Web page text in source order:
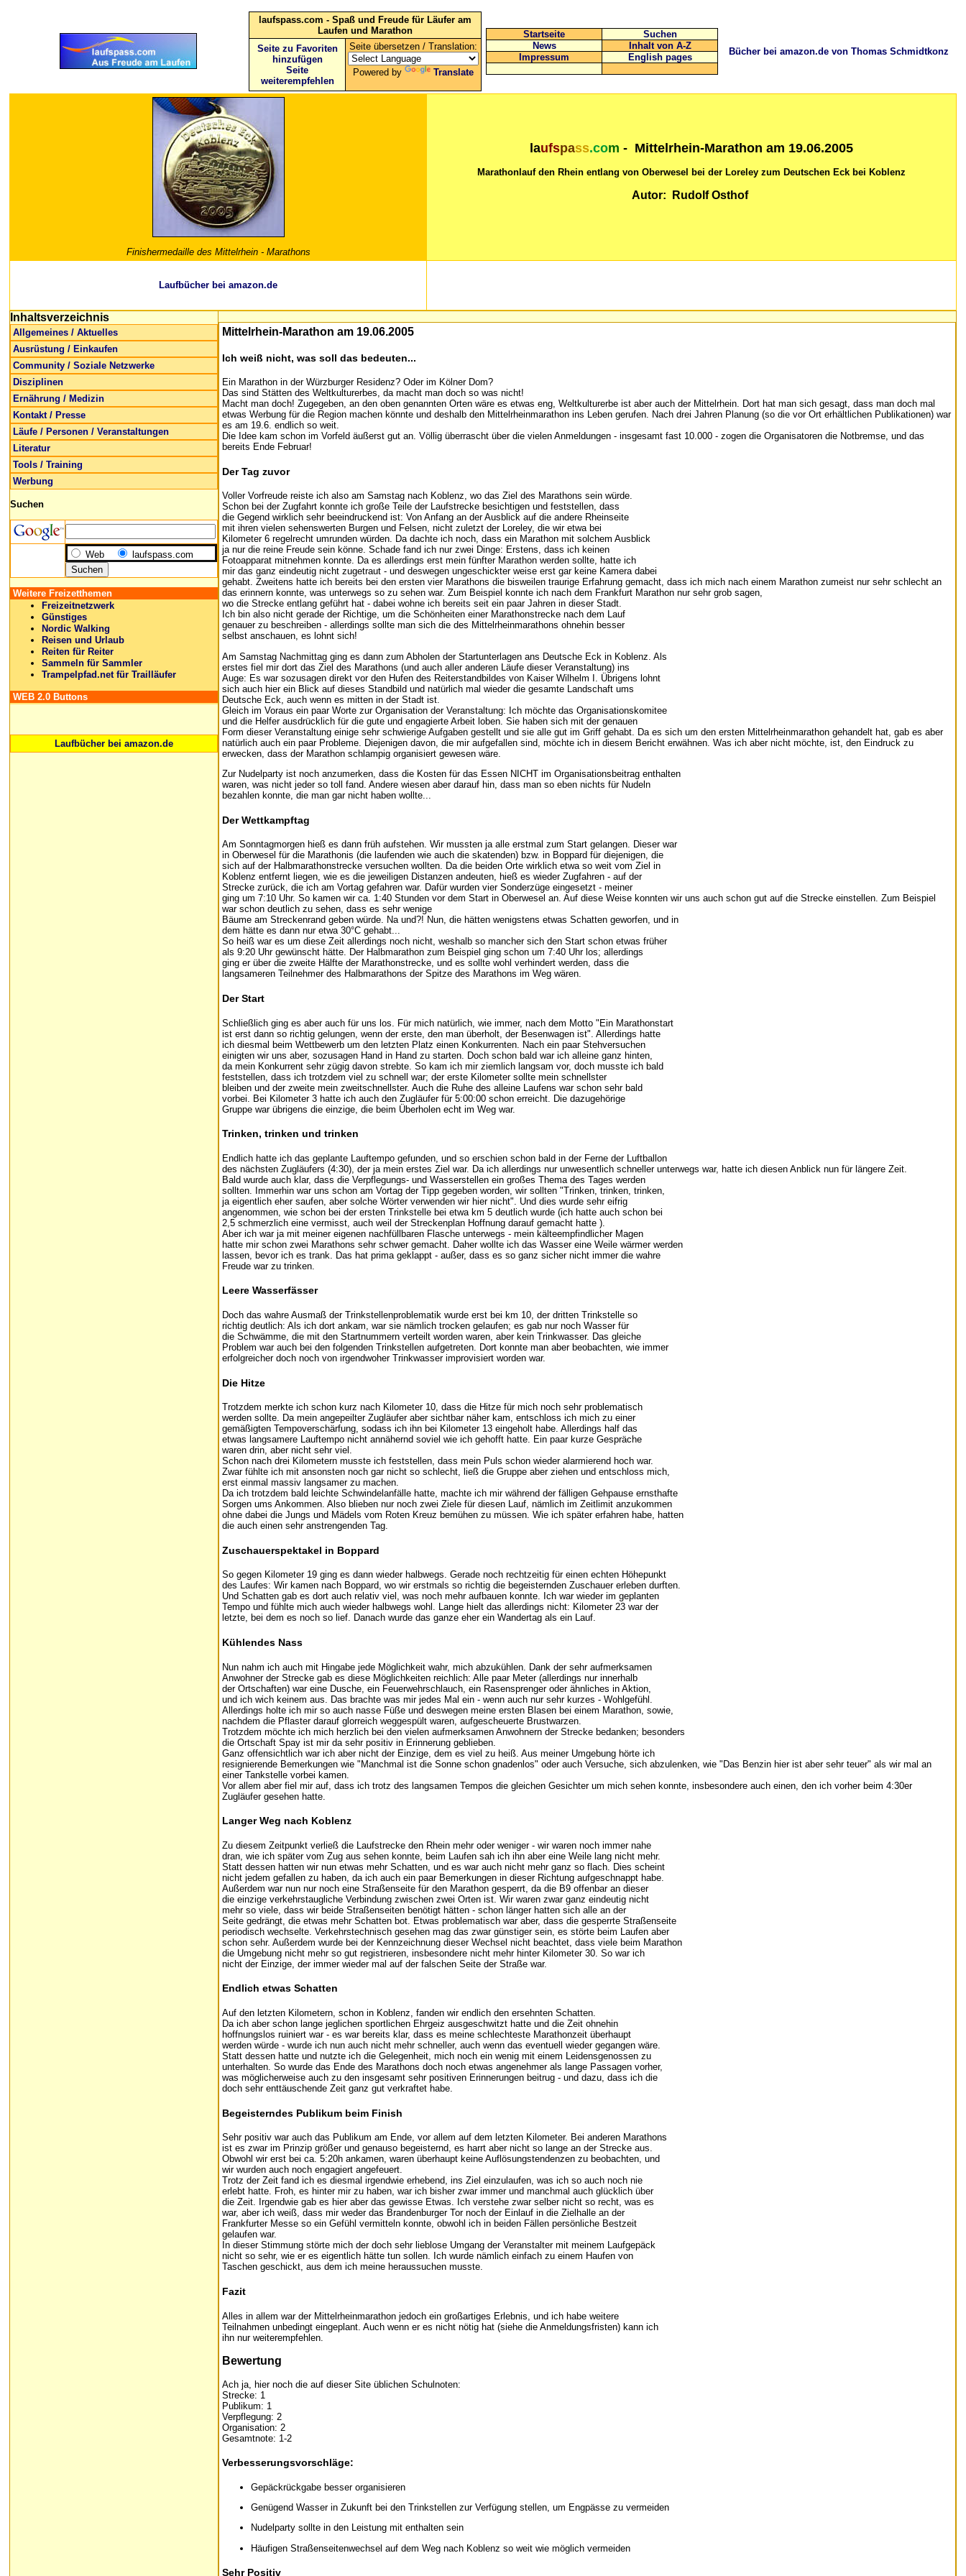
laufspass.com - Spaß und Freude für Läufer am
Laufen und Marathon
Seite zu Favoriten
hinzufügen
Seite
weiterempfehlen
Seite übersetzen / Translation:
Powered by Translate
Startseite
Suchen
News
Inhalt von A-Z
Impressum
English pages
Bücher bei amazon.de von Thomas Schmidtkonz
Finishermedaille des Mittelrhein - Marathons
laufspass.com - Mittelrhein-Marathon am 19.06.2005
Marathonlauf den Rhein entlang von Oberwesel bei der Loreley zum Deutschen Eck bei Koblenz
Autor: Rudolf Osthof
Laufbücher bei amazon.de
Inhaltsverzeichnis
Allgemeines / Aktuelles
Ausrüstung / Einkaufen
Community / Soziale Netzwerke
Disziplinen
Ernährung / Medizin
Kontakt / Presse
Läufe / Personen / Veranstaltungen
Literatur
Tools / Training
Werbung
Suchen
Web laufspass.com
Weitere Freizetthemen
Freizeitnetzwerk
Günstiges
Nordic Walking
Reisen und Urlaub
Reiten für Reiter
Sammeln für Sammler
Trampelpfad.net für Trailläufer
WEB 2.0 Buttons
Laufbücher bei amazon.de
Mittelrhein-Marathon am 19.06.2005
Ich weiß nicht, was soll das bedeuten...
Ein Marathon in der Würzburger Residenz? Oder im Kölner Dom?
Das sind Stätten des Weltkulturerbes, da macht man doch so was nicht!
Macht man doch! Zugegeben, an den oben genannten Orten wäre es etwas eng, Weltkulturerbe ist aber auch der Mittelrhein. Dort hat man sich gesagt, dass man doch mal
etwas Werbung für die Region machen könnte und deshalb den Mittelrheinmarathon ins Leben gerufen. Nach drei Jahren Planung (so die vor Ort erhältlichen Publikationen) war
es am 19.6. endlich so weit.
Die Idee kam schon im Vorfeld äußerst gut an. Völlig überrascht über die vielen Anmeldungen - insgesamt fast 10.000 - zogen die Organisatoren die Notbremse, und das
bereits Ende Februar!
Der Tag zuvor
Voller Vorfreude reiste ich also am Samstag nach Koblenz, wo das Ziel des Marathons sein würde.
Schon bei der Zugfahrt konnte ich große Teile der Laufstrecke besichtigen und feststellen, dass
die Gegend wirklich sehr beeindruckend ist: Von Anfang an der Ausblick auf die andere Rheinseite
mit ihren vielen sehenswerten Burgen und Felsen, nicht zuletzt der Loreley, die wir etwa bei
Kilometer 6 regelrecht umrunden würden. Da dachte ich noch, dass ein Marathon mit solchem Ausblick
ja nur die reine Freude sein könne. Schade fand ich nur zwei Dinge: Erstens, dass ich keinen
Fotoapparat mitnehmen konnte. Da es allerdings erst mein fünfter Marathon werden sollte, hatte ich
mir das ganz eindeutig nicht zugetraut - und deswegen ungeschickter weise erst gar keine Kamera dabei
gehabt. Zweitens hatte ich bereits bei den ersten vier Marathons die bisweilen traurige Erfahrung gemacht, dass ich mich nach einem Marathon zumeist nur sehr schlecht an
das erinnern konnte, was unterwegs so zu sehen war. Zum Beispiel konnte ich nach dem Frankfurt Marathon nur sehr grob sagen,
wo die Strecke entlang geführt hat - dabei wohne ich bereits seit ein paar Jahren in dieser Stadt.
Ich bin also nicht gerade der Richtige, um die Schönheiten einer Marathonstrecke nach dem Lauf
genauer zu beschreiben - allerdings sollte man sich die des Mittelrheinmarathons ohnehin besser
selbst anschauen, es lohnt sich!
Am Samstag Nachmittag ging es dann zum Abholen der Startunterlagen ans Deutsche Eck in Koblenz. Als
erstes fiel mir dort das Ziel des Marathons (und auch aller anderen Läufe dieser Veranstaltung) ins
Auge: Es war sozusagen direkt vor den Hufen des Reiterstandbildes von Kaiser Wilhelm I. Übrigens lohnt
sich auch hier ein Blick auf dieses Standbild und natürlich mal wieder die gesamte Landschaft ums
Deutsche Eck, auch wenn es mitten in der Stadt ist.
Gleich im Voraus ein paar Worte zur Organisation der Veranstaltung: Ich möchte das Organisationskomitee
und die Helfer ausdrücklich für die gute und engagierte Arbeit loben. Sie haben sich mit der genauen
Form dieser Veranstaltung einige sehr schwierige Aufgaben gestellt und sie alle gut im Griff gehabt. Da es sich um den ersten Mittelrheinmarathon gehandelt hat, gab es aber
natürlich auch ein paar Probleme. Diejenigen davon, die mir aufgefallen sind, möchte ich in diesem Bericht erwähnen. Was ich aber nicht möchte, ist, den Eindruck zu
erwecken, dass der Marathon schlampig organisiert gewesen wäre.
Zur Nudelparty ist noch anzumerken, dass die Kosten für das Essen NICHT im Organisationsbeitrag enthalten
waren, was nicht jeder so toll fand. Andere wiesen aber darauf hin, dass man so eben nichts für Nudeln
bezahlen konnte, die man gar nicht haben wollte...
Der Wettkampftag
Am Sonntagmorgen hieß es dann früh aufstehen. Wir mussten ja alle erstmal zum Start gelangen. Dieser war
in Oberwesel für die Marathonis (die laufenden wie auch die skatenden) bzw. in Boppard für diejenigen, die
sich auf der Halbmarathonstrecke versuchen wollten. Da die beiden Orte wirklich etwa so weit vom Ziel in
Koblenz entfernt liegen, wie es die jeweiligen Distanzen andeuten, hieß es wieder Zugfahren - auf der
Strecke zurück, die ich am Vortag gefahren war. Dafür wurden vier Sonderzüge eingesetzt - meiner
ging um 7:10 Uhr. So kamen wir ca. 1:40 Stunden vor dem Start in Oberwesel an. Auf diese Weise konnten wir uns auch schon gut auf die Strecke einstellen. Zum Beispiel
war schon deutlich zu sehen, dass es sehr wenige
Bäume am Streckenrand geben würde. Na und?! Nun, die hätten wenigstens etwas Schatten geworfen, und in
dem hätte es dann nur etwa 30°C gehabt...
So heiß war es um diese Zeit allerdings noch nicht, weshalb so mancher sich den Start schon etwas früher
als 9:20 Uhr gewünscht hätte. Der Halbmarathon zum Beispiel ging schon um 7:40 Uhr los; allerdings
ging er über die zweite Hälfte der Marathonstrecke, und es sollte wohl verhindert werden, dass die
langsameren Teilnehmer des Halbmarathons der Spitze des Marathons im Weg wären.
Der Start
Schließlich ging es aber auch für uns los. Für mich natürlich, wie immer, nach dem Motto "Ein Marathonstart
ist erst dann so richtig gelungen, wenn der erste, den man überholt, der Besenwagen ist". Allerdings hatte
ich diesmal beim Wettbewerb um den letzten Platz einen Konkurrenten. Nach ein paar Stehversuchen
einigten wir uns aber, sozusagen Hand in Hand zu starten. Doch schon bald war ich alleine ganz hinten,
da mein Konkurrent sehr zügig davon strebte. So kam ich mir ziemlich langsam vor, doch musste ich bald
feststellen, dass ich trotzdem viel zu schnell war; der erste Kilometer sollte mein schnellster
bleiben und der zweite mein zweitschnellster. Auch die Ruhe des alleine Laufens war schon sehr bald
vorbei. Bei Kilometer 3 hatte ich auch den Zugläufer für 5:00:00 schon erreicht. Die dazugehörige
Gruppe war übrigens die einzige, die beim Überholen echt im Weg war.
Trinken, trinken und trinken
Endlich hatte ich das geplante Lauftempo gefunden, und so erschien schon bald in der Ferne der Luftballon
des nächsten Zugläufers (4:30), der ja mein erstes Ziel war. Da ich allerdings nur unwesentlich schneller unterwegs war, hatte ich diesen Anblick nun für längere Zeit.
Bald wurde auch klar, dass die Verpflegungs- und Wasserstellen ein großes Thema des Tages werden
sollten. Immerhin war uns schon am Vortag der Tipp gegeben worden, wir sollten "Trinken, trinken, trinken,
ja eigentlich eher saufen, aber solche Wörter verwenden wir hier nicht". Und dies wurde sehr eifrig
angenommen, wie schon bei der ersten Trinkstelle bei etwa km 5 deutlich wurde (ich hatte auch schon bei
2,5 schmerzlich eine vermisst, auch weil der Streckenplan Hoffnung darauf gemacht hatte ).
Aber ich war ja mit meiner eigenen nachfüllbaren Flasche unterwegs - mein kälteempfindlicher Magen
hatte mir schon zwei Marathons sehr schwer gemacht. Daher wollte ich das Wasser eine Weile wärmer werden
lassen, bevor ich es trank. Das hat prima geklappt - außer, dass es so ganz sicher nicht immer die wahre
Freude war zu trinken.
Leere Wasserfässer
Doch das wahre Ausmaß der Trinkstellenproblematik wurde erst bei km 10, der dritten Trinkstelle so
richtig deutlich: Als ich dort ankam, war sie nämlich trocken gelaufen; es gab nur noch Wasser für
die Schwämme, die mit den Startnummern verteilt worden waren, aber kein Trinkwasser. Das gleiche
Problem war auch bei den folgenden Trinkstellen aufgetreten. Dort konnte man aber beobachten, wie immer
erfolgreicher doch noch von irgendwoher Trinkwasser improvisiert worden war.
Die Hitze
Trotzdem merkte ich schon kurz nach Kilometer 10, dass die Hitze für mich noch sehr problematisch
werden sollte. Da mein angepeilter Zugläufer aber sichtbar näher kam, entschloss ich mich zu einer
gemäßigten Tempoverschärfung, sodass ich ihn bei Kilometer 13 eingeholt habe. Allerdings half das
etwas langsamere Lauftempo nicht annähernd soviel wie ich gehofft hatte. Ein paar kurze Gespräche
waren drin, aber nicht sehr viel.
Schon nach drei Kilometern musste ich feststellen, dass mein Puls schon wieder alarmierend hoch war.
Zwar fühlte ich mit ansonsten noch gar nicht so schlecht, ließ die Gruppe aber ziehen und entschloss mich,
erst einmal massiv langsamer zu machen.
Da ich trotzdem bald leichte Schwindelanfälle hatte, machte ich mir während der fälligen Gehpause ernsthafte
Sorgen ums Ankommen. Also blieben nur noch zwei Ziele für diesen Lauf, nämlich im Zeitlimit anzukommen
ohne dabei die Jungs und Mädels vom Roten Kreuz bemühen zu müssen. Wie ich später erfahren habe, hatten
die auch einen sehr anstrengenden Tag.
Zuschauerspektakel in Boppard
So gegen Kilometer 19 ging es dann wieder halbwegs. Gerade noch rechtzeitig für einen echten Höhepunkt
des Laufes: Wir kamen nach Boppard, wo wir erstmals so richtig die begeisternden Zuschauer erleben durften.
Und Schatten gab es dort auch relativ viel, was noch mehr aufbauen konnte. Ich war wieder im geplanten
Tempo und fühlte mich auch wieder halbwegs wohl. Lange hielt das allerdings nicht: Kilometer 23 war der
letzte, bei dem es noch so lief. Danach wurde das ganze eher ein Wandertag als ein Lauf.
Kühlendes Nass
Nun nahm ich auch mit Hingabe jede Möglichkeit wahr, mich abzukühlen. Dank der sehr aufmerksamen
Anwohner der Strecke gab es diese Möglichkeiten reichlich: Alle paar Meter (allerdings nur innerhalb
der Ortschaften) war eine Dusche, ein Feuerwehrschlauch, ein Rasensprenger oder ähnliches in Aktion,
und ich wich keinem aus. Das brachte was mir jedes Mal ein - wenn auch nur sehr kurzes - Wohlgefühl.
Allerdings holte ich mir so auch nasse Füße und deswegen meine ersten Blasen bei einem Marathon, sowie,
nachdem die Pflaster darauf glorreich weggespült waren, aufgescheuerte Brustwarzen.
Trotzdem möchte ich mich herzlich bei den vielen aufmerksamen Anwohnern der Strecke bedanken; besonders
die Ortschaft Spay ist mir da sehr positiv in Erinnerung geblieben.
Ganz offensichtlich war ich aber nicht der Einzige, dem es viel zu heiß. Aus meiner Umgebung hörte ich
resignierende Bemerkungen wie "Manchmal ist die Sonne schon gnadenlos" oder auch Versuche, sich abzulenken, wie "Das Benzin hier ist aber sehr teuer" als wir mal an
einer Tankstelle vorbei kamen.
Vor allem aber fiel mir auf, dass ich trotz des langsamen Tempos die gleichen Gesichter um mich sehen konnte, insbesondere auch einen, den ich vorher beim 4:30er
Zugläufer gesehen hatte.
Langer Weg nach Koblenz
Zu diesem Zeitpunkt verließ die Laufstrecke den Rhein mehr oder weniger - wir waren noch immer nahe
dran, wie ich später vom Zug aus sehen konnte, beim Laufen sah ich ihn aber eine Weile lang nicht mehr.
Statt dessen hatten wir nun etwas mehr Schatten, und es war auch nicht mehr ganz so flach. Dies scheint
nicht jedem gefallen zu haben, da ich auch ein paar Bemerkungen in dieser Richtung aufgeschnappt habe.
Außerdem war nun nur noch eine Straßenseite für den Marathon gesperrt, da die B9 offenbar an dieser
die einzige verkehrstaugliche Verbindung zwischen zwei Orten ist. Wir waren zwar ganz eindeutig nicht
mehr so viele, dass wir beide Straßenseiten benötigt hätten - schon länger hatten sich alle an der
Seite gedrängt, die etwas mehr Schatten bot. Etwas problematisch war aber, dass die gesperrte Straßenseite
periodisch wechselte. Verkehrstechnisch gesehen mag das zwar günstiger sein, es störte beim Laufen aber
schon sehr. Außerdem wurde bei der Kennzeichnung dieser Wechsel nicht beachtet, dass viele beim Marathon
die Umgebung nicht mehr so gut registrieren, insbesondere nicht mehr hinter Kilometer 30. So war ich
nicht der Einzige, der immer wieder mal auf der falschen Seite der Straße war.
Endlich etwas Schatten
Auf den letzten Kilometern, schon in Koblenz, fanden wir endlich den ersehnten Schatten.
Da ich aber schon lange jeglichen sportlichen Ehrgeiz ausgeschwitzt hatte und die Zeit ohnehin
hoffnungslos ruiniert war - es war bereits klar, dass es meine schlechteste Marathonzeit überhaupt
werden würde - wurde ich nun auch nicht mehr schneller, auch wenn das eventuell wieder gegangen wäre.
Statt dessen hatte und nutzte ich die Gelegenheit, mich noch ein wenig mit einem Leidensgenossen zu
unterhalten. So wurde das Ende des Marathons doch noch etwas angenehmer als lange Passagen vorher,
was möglicherweise auch zu den insgesamt sehr positiven Erinnerungen beitrug - und dazu, dass ich die
doch sehr enttäuschende Zeit ganz gut verkraftet habe.
Begeisterndes Publikum beim Finish
Sehr positiv war auch das Publikum am Ende, vor allem auf dem letzten Kilometer. Bei anderen Marathons
ist es zwar im Prinzip größer und genauso begeisternd, es harrt aber nicht so lange an der Strecke aus.
Obwohl wir erst bei ca. 5:20h ankamen, waren überhaupt keine Auflösungstendenzen zu beobachten, und
wir wurden auch noch engagiert angefeuert.
Trotz der Zeit fand ich es diesmal irgendwie erhebend, ins Ziel einzulaufen, was ich so auch noch nie
erlebt hatte. Froh, es hinter mir zu haben, war ich bisher zwar immer und manchmal auch glücklich über
die Zeit. Irgendwie gab es hier aber das gewisse Etwas. Ich verstehe zwar selber nicht so recht, was es
war, aber ich weiß, dass mir weder das Brandenburger Tor noch der Einlauf in die Zielhalle an der
Frankfurter Messe so ein Gefühl vermitteln konnte, obwohl ich in beiden Fällen persönliche Bestzeit
gelaufen war.
In dieser Stimmung störte mich der doch sehr lieblose Umgang der Veranstalter mit meinem Laufgepäck
nicht so sehr, wie er es eigentlich hätte tun sollen. Ich wurde nämlich einfach zu einem Haufen von
Taschen geschickt, aus dem ich meine heraussuchen musste.
Fazit
Alles in allem war der Mittelrheinmarathon jedoch ein großartiges Erlebnis, und ich habe weitere
Teilnahmen unbedingt eingeplant. Auch wenn er es nicht nötig hat (siehe die Anmeldungsfristen) kann ich
ihn nur weiterempfehlen.
Bewertung
Ach ja, hier noch die auf dieser Site üblichen Schulnoten:
Strecke: 1
Publikum: 1
Verpflegung: 2
Organisation: 2
Gesamtnote: 1-2
Verbesserungsvorschläge:
Gepäckrückgabe besser organisieren
Genügend Wasser in Zukunft bei den Trinkstellen zur Verfügung stellen, um Engpässe zu vermeiden
Nudelparty sollte in den Leistung mit enthalten sein
Häufigen Straßenseitenwechsel auf dem Weg nach Koblenz so weit wie möglich vermeiden
Sehr Positiv